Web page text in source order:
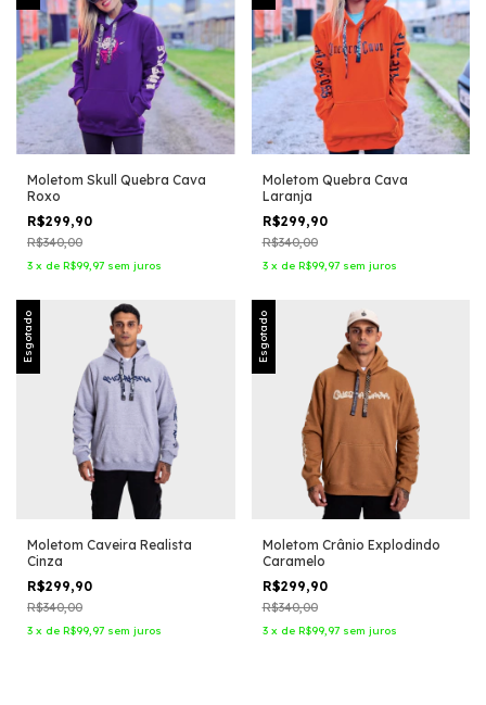
Moletom Skull Quebra Cava
Roxo
R$299,90
R$340,00
3 x de R$99,97 sem juros
Moletom Quebra Cava
Laranja
R$299,90
R$340,00
3 x de R$99,97 sem juros
Esgotado
Moletom Caveira Realista
Cinza
R$299,90
R$340,00
3 x de R$99,97 sem juros
Esgotado
Moletom Crânio Explodindo
Caramelo
R$299,90
R$340,00
3 x de R$99,97 sem juros